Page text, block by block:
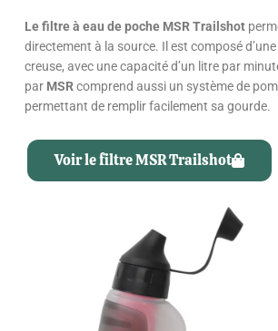
Le filtre à eau de poche MSR Trailshot
directement à la source. Il est composé
creuse, avec une capacité d’un litre par
par MSRcomprend aussi un système de
permettant de remplir facilement sa gourde.
Voir le filtre MSR Trailshot